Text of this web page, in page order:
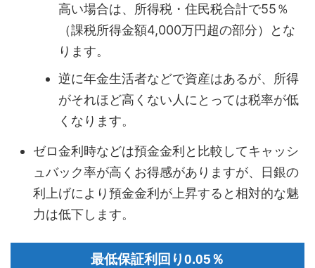
高い場合は、所得税・住民税合計で55％
（課税所得金額4,000万円超の部分）とな
ります。
逆に年金生活者などで資産はあるが、所得
がそれほど高くない人にとっては税率が低
くなります。
ゼロ金利時などは預金金利と比較してキャッシ
ュバック率が高くお得感がありますが、日銀の
利上げにより預金金利が上昇すると相対的な魅
力は低下します。
最低保証利回り0.05％